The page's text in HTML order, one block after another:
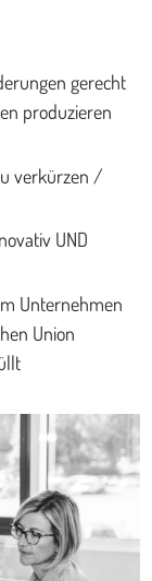
gerecht
produzieren
verkürzen /
UND
Unternehmen
Union